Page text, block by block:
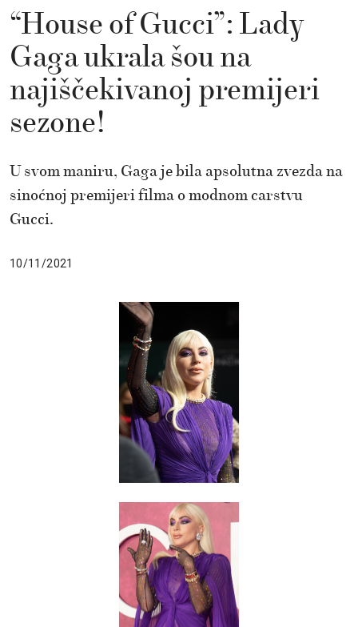
“House of Gucci”: Lady
Gaga ukrala šou na
najiščekivanoj premijeri
sezone!
U svom maniru, Gaga je bila apsolutna zvezda na
sinoćnoj premijeri filma o modnom carstvu
Gucci.
10/11/2021